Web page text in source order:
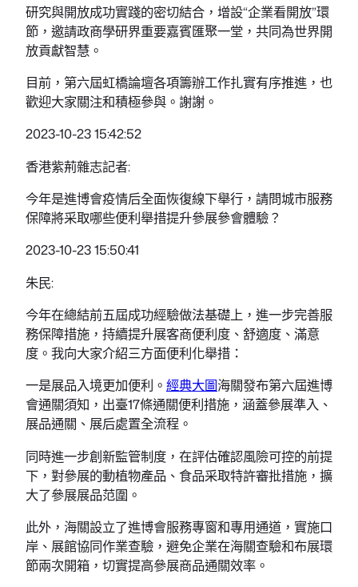
研究與開放成功實踐的密切結合，增設“企業看開放”環
節，邀請政商學研界重要嘉賓匯聚一堂，共同為世界開
放貢獻智慧。
目前，第六屆虹橋論壇各項籌辦工作扎實有序推進，也
歡迎大家關注和積極參與。謝謝。
2023-10-23 15:42:52
香港紫荊雜志記者:
今年是進博會疫情后全面恢復線下舉行，請問城市服務
保障將采取哪些便利舉措提升參展參會體驗？
2023-10-23 15:50:41
朱民:
今年在總結前五屆成功經驗做法基礎上，進一步完善服
務保障措施，持續提升展客商便利度、舒適度、滿意
度。我向大家介紹三方面便利化舉措：
一是展品入境更加便利。 經典大圖海關發布第六屆進博
會通關須知，出臺17條通關便利措施，涵蓋參展準入、
展品通關、展后處置全流程。
同時進一步創新監管制度，在評估確認風險可控的前提
下，對參展的動植物產品、食品采取特許審批措施，擴
大了參展展品范圍。
此外，海關設立了進博會服務專窗和專用通道，實施口
岸、展館協同作業查驗，避免企業在海關查驗和布展環
節兩次開箱，切實提高參展商品通關效率。